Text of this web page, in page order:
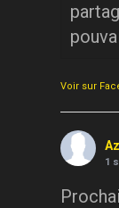
Voir sur
1